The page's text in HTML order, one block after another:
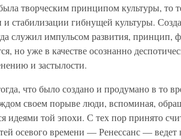
творческим принципом культуры, то
стабилизации гибнущей культуры.
служил импульсом развития, принцип,
но уже в качестве осознанно
и застылости.
что было создано и продумано в то
своем порыве люди, вспоминая,
идеями той эпохи. С тех пор принято
осевого времени — Ренессанс — ведет